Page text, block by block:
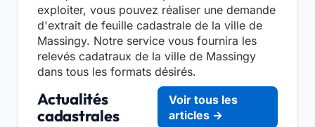
exploiter, vous pouvez réaliser une demande
d'extrait de feuille cadastrale de la ville de
Massingy. Notre service vous fournira les
relevés cadatraux de la ville de Massingy
dans tous les formats désirés.
Actualités
cadastrales
Voir tous les
articles →